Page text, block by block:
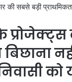
की सबसे बड़ी
प्रोजेक्ट्स
बिछाना
को